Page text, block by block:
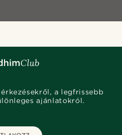
a legfrissebb
ajánlatokról.